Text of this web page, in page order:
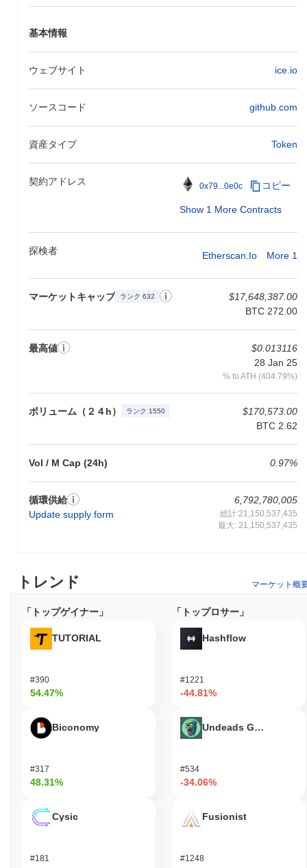
基本情報
ウェブサイト ice.io
ソースコード github.com
資産タイプ Token
契約アドレス 0x79...0e0c コピー
Show 1 More Contracts
探検者 Etherscan.io More 1
マーケットキャップ ランク 632
$17,648,387.00
BTC 272.00
最高値
$0.013116
28 Jan 25
% to ATH (404.79%)
ボリューム（２４h） ランク 1550
$170,573.00
BTC 2.62
Vol / M Cap (24h) 0.97%
循環供給
Update supply form
6,792,780,005
総計:21,150,537,435
最大: 21,150,537,435
んでおり、2024年上半期に最終化される予定で、クロスチェーン
は、アイスネットワークの機能性とユーザーエンゲージメントを
向上させるための広範なロードマップの一部であり、進捗は公式
のコミュニケーションチャネルを通じて追跡されています。
アイスネットワークの特徴は何ですか？
アイスネットワークは、スケーラビリティと取引スループットを
グ技術を活用し、取引の並列処理を可能にし、全体的なネットワ
ーク効率を大幅に向上させます。 さらに、アイスネットワーク
は、プルーフ・オブ・ステークと委任プルーフ・オブ・ステーク
の要素を組み合わせた独自のコンセンサスメカニズムを取り入れ
ており、堅牢なセキュリティとエネルギー効率を確保していま
ーンエコシステムとのシームレスな相互作用を促進するクロスチ
ェーン機能を備えており、そのユーティリティを広げています。
エコシステムは、さまざまなDeFiプロジェクトや開発者との戦略
スはコミュニティ主導であり、ステークホルダーが意思決定プロ
セスに積極的に参加できるようにし、ネットワーク内での所有感
とエンゲージメントを育んでいます。これらの要素は、アイスネ
ットワークを進化するブロックチェーンの風景における独自のプ
レーヤーとして位置づけています。
アイスネットワークで何ができますか？
用的なユーティリティを提供します。主に取引手数料に使用さ
れ、ユーザーは価値を送信し、ネットワーク上に構築された分散
型アプリケーション（dApps）と相互作用することができます。
リティを確保しながら報酬を得る可能性があります。さらに、
ICEトークンの保有者は、ネットワークの将来の方向性に影響を
与える提案に投票することができるガバナンスプロセスに参加す
る機会があるかもしれません。 開発者にとって、アイスネットワ
ークはdAppsの構築や既存のアプリケーションとの統合のための
は特定のアプリケーションでICEを利用するユーザーに対して割
全体でのエンゲージメントとユーティリティを促進します。全体
の多目的なプラットフォームを作成することを目指しています。
アイスネットワークは、取引速度とセキュリティ機能の向上に焦
ど、最近の開発を通じて活動を続けています。プロジェクトは複
数の取引プラットフォームで存在感を維持しており、一貫した取
のパートナーシップを結び、エコシステムとユーティリティを拡
大しています。 プロジェクトは、ガバナンス提案に関する定期的
4四半期には活発な議論と投票が行われました。これらの指標
は、分散型金融セクター内での継続的な関連性を支持しており、
ネットワークの継続的な開発努力と戦略的統合は、ブロックチェ
トレンド マーケット概
「トップゲイナー」
TUTORIAL
#390
54.47%
Biconomy
#317
48.31%
Cysic
#181
「トップロサー」
Hashflow
#1221
-44.81%
Undeads Games
#534
-34.06%
Fusionist
#1248